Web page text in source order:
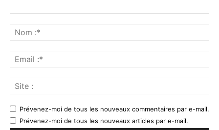
:*
:*
:
Prévenez-moi de tous les nouveaux commentaires par e-mail.
Prévenez-moi de tous les nouveaux articles par e-mail.